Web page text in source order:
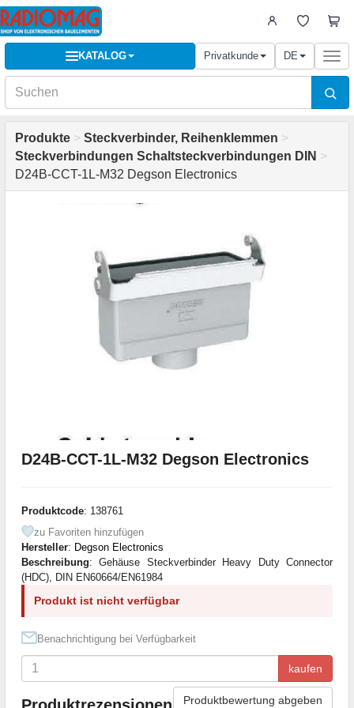
KATALOG Privatkunde DE
Produkte > Steckverbinder, Reihenklemmen >
Steckverbindungen Schaltsteckverbindungen DIN >
D24B-CCT-1L-M32 Degson Electronics
D24B-CCT-1L-M32 Degson Electronics
Produktcode: 138761
zu Favoriten hinzufügen
Hersteller: Degson Electronics
Beschreibung: Gehäuse Steckverbinder Heavy Duty Connector
(HDC), DIN EN60664/EN61984
Produkt ist nicht verfügbar
Benachrichtigung bei Verfügbarkeit
kaufen
Produktbewertung abgeben